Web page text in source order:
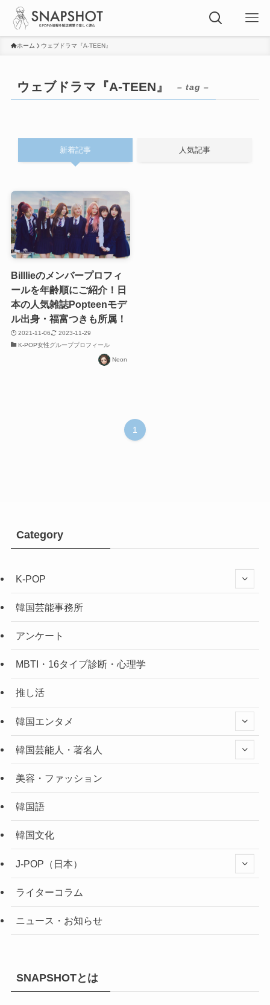
ホーム ウェブドラマ『A-TEEN』
ウェブドラマ『A-TEEN』 – tag –
新着記事 人気記事
Billlieのメンバープロフィ
ールを年齢順にご紹介！日
本の人気雑誌Popteenモデ
ル出身・福富つきも所属！
2021-11-06
2023-11-29
K-POP女性グループプロフィール
Neon
1
Category
K-POP
韓国芸能事務所
アンケート
MBTI・16タイプ診断・心理学
推し活
韓国エンタメ
韓国芸能人・著名人
美容・ファッション
韓国語
韓国文化
J-POP（日本）
ライターコラム
ニュース・お知らせ
SNAPSHOTとは